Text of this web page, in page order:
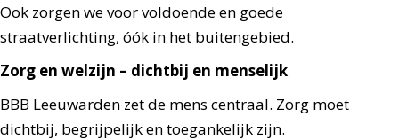
Ook zorgen we voor voldoende en goede
straatverlichting, óók in het buitengebied.
Zorg en welzijn – dichtbij en menselijk
BBB Leeuwarden zet de mens centraal. Zorg moet
dichtbij, begrijpelijk en toegankelijk zijn.